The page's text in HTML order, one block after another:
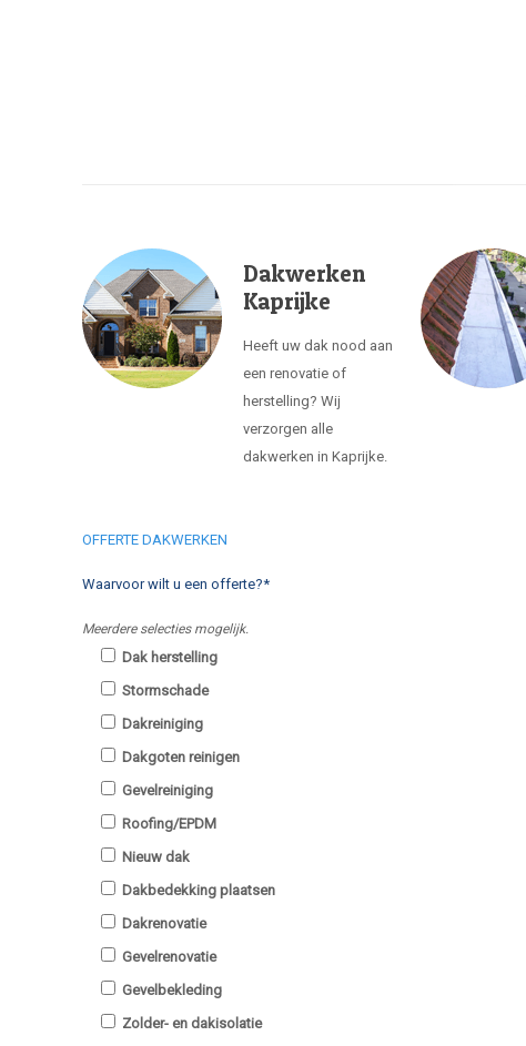
Dakwerken
Kaprijke
Heeft uw dak nood aan
een renovatie of
herstelling? Wij
verzorgen alle
dakwerken in Kaprijke.
OFFERTE DAKWERKEN
Waarvoor wilt u een offerte?*
Meerdere selecties mogelijk.
Dak herstelling
Stormschade
Dakreiniging
Dakgoten reinigen
Gevelreiniging
Roofing/EPDM
Nieuw dak
Dakbedekking plaatsen
Dakrenovatie
Gevelrenovatie
Gevelbekleding
Zolder- en dakisolatie